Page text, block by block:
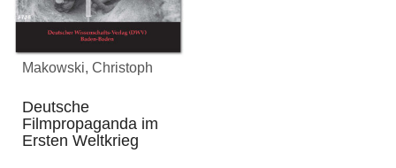
Makowski, Christoph
Deutsche
Filmpropaganda im
Ersten Weltkrieg